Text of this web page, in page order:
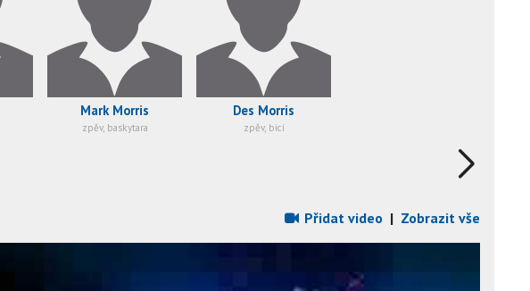
Mark Morris
zpěv, baskytara
Des Morris
zpěv, bicí
Přidat video | Zobrazit vše